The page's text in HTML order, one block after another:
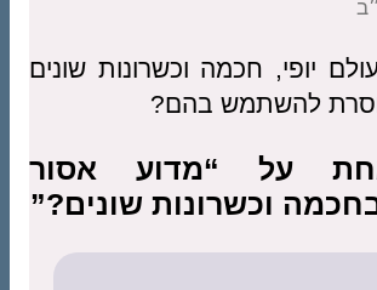
יופי, חכמה וכשרונות שונים
להשתמש בהם?
על “מדוע אסור
וכשרונות שונים?”